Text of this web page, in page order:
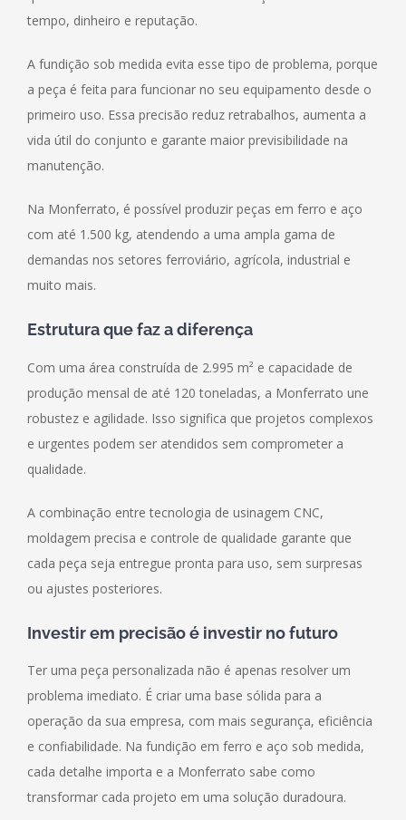
tempo, dinheiro e reputação.
A fundição sob medida evita esse tipo de problema, porque
a peça é feita para funcionar no seu equipamento desde o
primeiro uso. Essa precisão reduz retrabalhos, aumenta a
vida útil do conjunto e garante maior previsibilidade na
manutenção.
Na Monferrato, é possível produzir peças em ferro e aço
com até 1.500 kg, atendendo a uma ampla gama de
demandas nos setores ferroviário, agrícola, industrial e
muito mais.
Estrutura que faz a diferença
Com uma área construída de 2.995 m² e capacidade de
produção mensal de até 120 toneladas, a Monferrato une
robustez e agilidade. Isso significa que projetos complexos
e urgentes podem ser atendidos sem comprometer a
qualidade.
A combinação entre tecnologia de usinagem CNC,
moldagem precisa e controle de qualidade garante que
cada peça seja entregue pronta para uso, sem surpresas
ou ajustes posteriores.
Investir em precisão é investir no futuro
Ter uma peça personalizada não é apenas resolver um
problema imediato. É criar uma base sólida para a
operação da sua empresa, com mais segurança, eficiência
e confiabilidade. Na fundição em ferro e aço sob medida,
cada detalhe importa e a Monferrato sabe como
transformar cada projeto em uma solução duradoura.